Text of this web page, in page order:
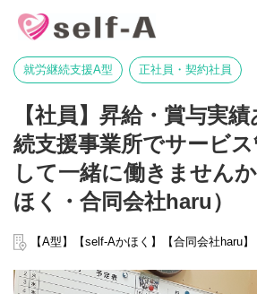
就労継続支援A型 正社員・契約社員
【社員】昇給・賞与実
続支援事業所でサービス
して一緒に働きません
ほく・合同会社haru）
【A型】【self-Aかほく】【合同会社haru】